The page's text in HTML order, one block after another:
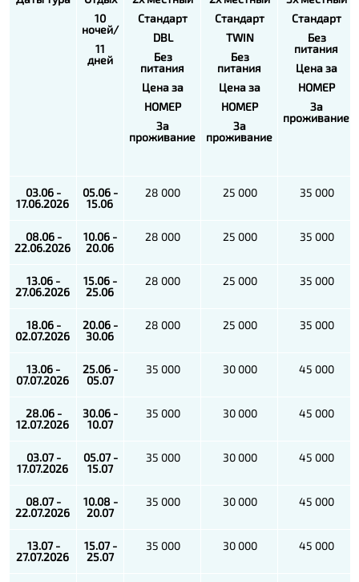
10
ночей/
11
дней
Стандарт
DBL
Без
питания
Цена за
НОМЕР
За
проживание
Стандарт
TWIN
Без
питания
Цена за
НОМЕР
За
проживание
Стандарт
Без
питания
Цена за
НОМЕР
За
проживание
03.06 -
17.06.2026
05.06 -
15.06
28 000 25 000 35 000
08.06 -
22.06.2026
10.06 -
20.06
28 000 25 000 35 000
13.06 -
27.06.2026
15.06 -
25.06
28 000 25 000 35 000
18.06 -
02.07.2026
20.06 -
30.06
28 000 25 000 35 000
13.06 -
07.07.2026
25.06 -
05.07
35 000 30 000 45 000
28.06 -
12.07.2026
30.06 -
10.07
35 000 30 000 45 000
03.07 -
17.07.2026
05.07 -
15.07
35 000 30 000 45 000
08.07 -
22.07.2026
10.08 -
20.07
35 000 30 000 45 000
13.07 -
27.07.2026
15.07 -
25.07
35 000 30 000 45 000